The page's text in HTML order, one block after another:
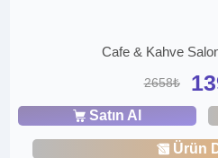
Cafe & Kahve
2658₺
Satın Al
Ürün